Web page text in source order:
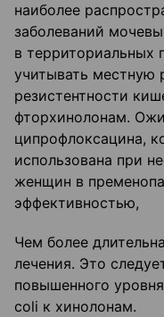
наиболее
заболеваний
в территориальных
учитывать местную
резистентности
фторхинолонам.
ципрофлоксацина,
использована при
женщин в
эффективностью,
Чем более
лечения. Это
повышенного
coli к хинолонам.